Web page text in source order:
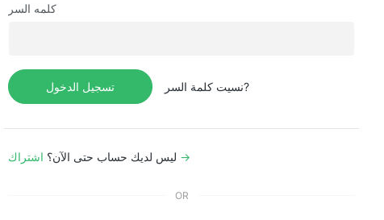
كلمه السر
تسجيل الدخول نسيت كلمة السر?
ليس لديك حساب حتى الآن؟ اشتراك →
OR